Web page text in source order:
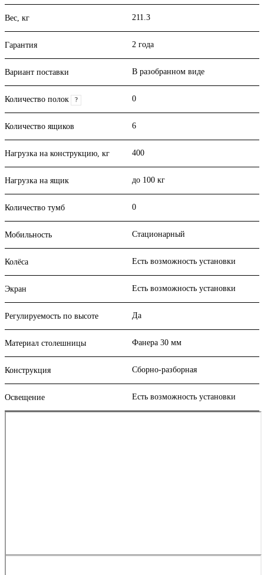
Вес, кг 211.3
Гарантия 2 года
Вариант поставки В разобранном виде
Количество полок ? 0
Количество ящиков 6
Нагрузка на конструкцию, кг 400
Нагрузка на ящик до 100 кг
Количество тумб 0
Мобильность Стационарный
Колёса Есть возможность установки
Экран Есть возможность установки
Регулируемость по высоте Да
Материал столешницы Фанера 30 мм
Конструкция Сборно-разборная
Освещение Есть возможность установки